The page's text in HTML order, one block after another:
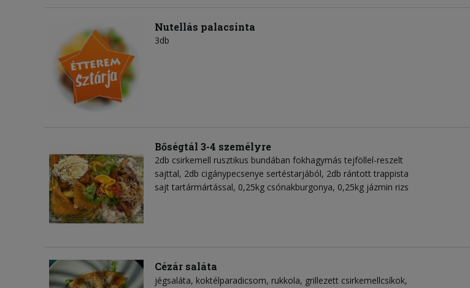
Nutellás palacsinta
3db
Bőségtál 3-4 személyre
2db csirkemell rusztikus bundában fokhagymás tejföllel-reszelt
sajttal, 2db cigánypecsenye sertéstarjából, 2db rántott trappista
sajt tartármártással, 0,25kg csónakburgonya, 0,25kg jázmin rizs
Cézár saláta
jégsaláta koktélparadicsom rukkola grillezett csirkemellcsíkok